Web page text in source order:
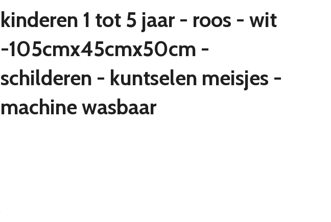
kinderen 1 tot 5 jaar - roos - wit
-105cmx45cmx50cm -
schilderen - kuntselen meisjes -
machine wasbaar